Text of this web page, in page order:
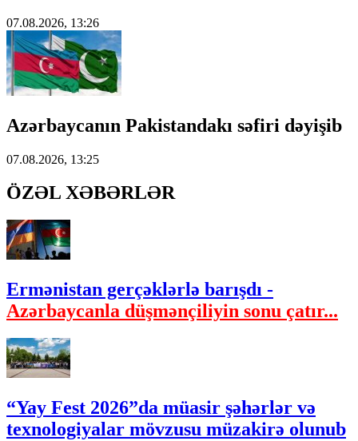
07.08.2026, 13:26
Azərbaycanın Pakistandakı səfiri dəyişib
07.08.2026, 13:25
ÖZƏL XƏBƏRLƏR
Ermənistan gerçəklərlə barışdı -
Azərbaycanla düşmənçiliyin sonu çatır...
“Yay Fest 2026”da müasir şəhərlər və
texnologiyalar mövzusu müzakirə olunub